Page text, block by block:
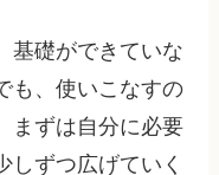
基礎ができていな
も、使いこなすの
まずは自分に必要
しずつ広げていく